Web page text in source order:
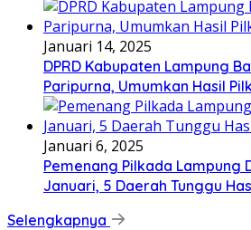
Januari 14, 2025
DPRD Kabupaten Lampung
Paripurna, Umumkan Hasil
Januari 6, 2025
Pemenang Pilkada Lampung
Januari, 5 Daerah Tunggu
Selengkapnya